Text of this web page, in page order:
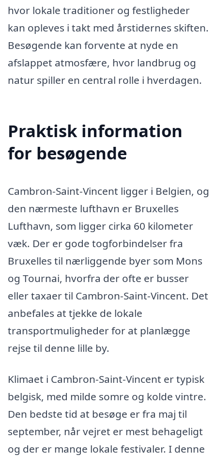
hvor lokale traditioner og festligheder
kan opleves i takt med årstidernes skiften.
Besøgende kan forvente at nyde en
afslappet atmosfære, hvor landbrug og
natur spiller en central rolle i hverdagen.
Praktisk information
for besøgende
Cambron-Saint-Vincent ligger i Belgien, og
den nærmeste lufthavn er Bruxelles
Lufthavn, som ligger cirka 60 kilometer
væk. Der er gode togforbindelser fra
Bruxelles til nærliggende byer som Mons
og Tournai, hvorfra der ofte er busser
eller taxaer til Cambron-Saint-Vincent. Det
anbefales at tjekke de lokale
transportmuligheder for at planlægge
rejse til denne lille by.
Klimaet i Cambron-Saint-Vincent er typisk
belgisk, med milde somre og kolde vintre.
Den bedste tid at besøge er fra maj til
september, når vejret er mest behageligt
og der er mange lokale festivaler. I denne